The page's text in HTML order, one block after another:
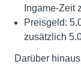
Ingame-Zeit
Preisgeld:
zusätzlich
Darüber